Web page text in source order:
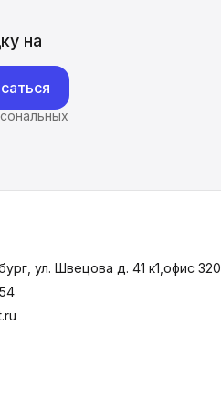
на
ул. Швецова д. 41 к1,офис 320